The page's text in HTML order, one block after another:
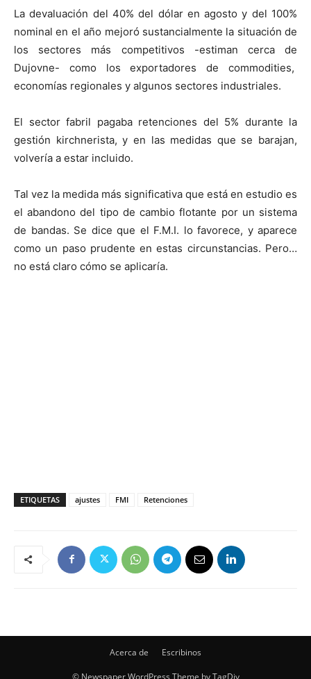
La devaluación del 40% del dólar en agosto y del 100%
nominal en el año mejoró sustancialmente la situación de
los sectores más competitivos -estiman cerca de
Dujovne- como los exportadores de commodities,
economías regionales y algunos sectores industriales.
El sector fabril pagaba retenciones del 5% durante la
gestión kirchnerista, y en las medidas que se barajan,
volvería a estar incluido.
Tal vez la medida más significativa que está en estudio es
el abandono del tipo de cambio flotante por un sistema
de bandas. Se dice que el F.M.I. lo favorece, y aparece
como un paso prudente en estas circunstancias. Pero…
no está claro cómo se aplicaría.
ETIQUETAS ajustes FMI Retenciones
Acerca de Escribinos
© Newspaper WordPress Theme by TagDiv